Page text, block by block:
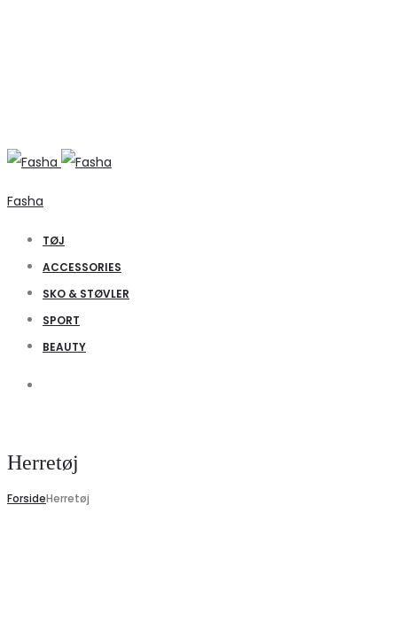
Fasha
TØJ
ACCESSORIES
SKO & STØVLER
SPORT
BEAUTY
Herretøj
ForsideHerretøj